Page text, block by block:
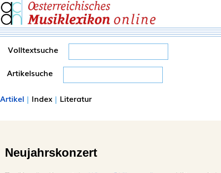
Volltextsuche
Artikelsuche
Artikel | Index | Literatur
Neujahrskonzert